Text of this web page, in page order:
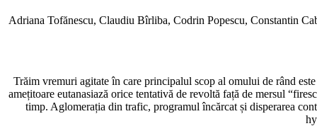
Adriana Tofănescu, Claudiu Bîrliba, Codrin Popescu, Constantin
Trăim vremuri agitate în care principalul scop al omului de rând
amețitoare eutanasiază orice tentativă de revoltă față de mersul
timp. Aglomerația din trafic, programul încărcat și disperarea